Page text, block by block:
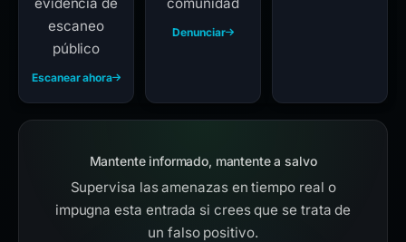
escaneo
público
Escanear ahora
Denunciar
Mantente informado, mantente a salvo
Supervisa las amenazas en tiempo real o
impugna esta entrada si crees que se trata de
un falso positivo.